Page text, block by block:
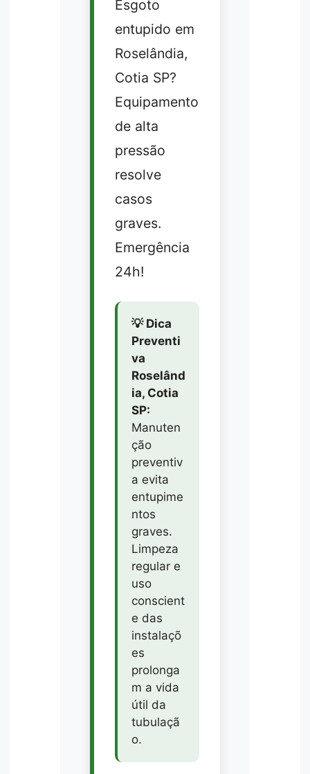
Esgoto
entupido em
Roselândia,
Cotia SP?
Equipamento
de alta
pressão
resolve
casos
graves.
Emergência
24h!
💡 Dica
Preventi
va
Roselând
ia, Cotia
SP:
Manuten
ção
preventiv
a evita
entupime
ntos
graves.
Limpeza
regular e
uso
conscient
e das
instalaçõ
es
prolonga
m a vida
útil da
tubulaçã
o.